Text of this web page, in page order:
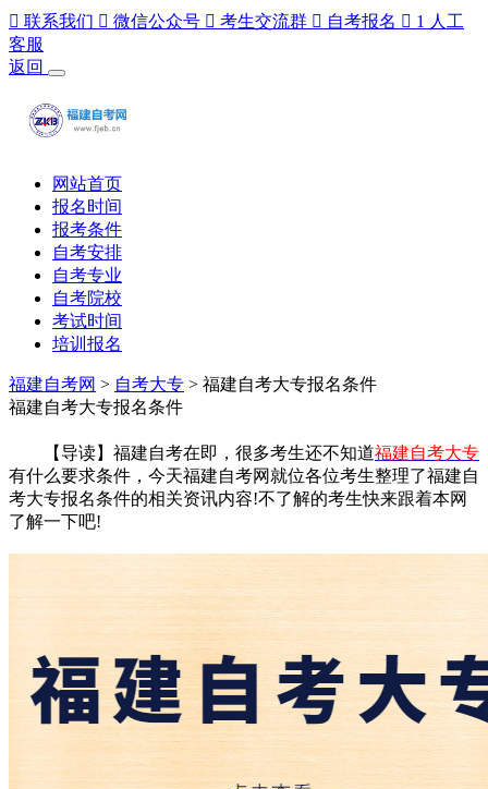
 联系我们  微信公众号  考生交流群  自考报名  1 人工
客服
返回
网站首页
报名时间
报考条件
自考安排
自考专业
自考院校
考试时间
培训报名
福建自考网 > 自考大专 > 福建自考大专报名条件
福建自考大专报名条件
【导读】福建自考在即，很多考生还不知道福建自考大专
有什么要求条件，今天福建自考网就位各位考生整理了福建自
考大专报名条件的相关资讯内容!不了解的考生快来跟着本网
了解一下吧!